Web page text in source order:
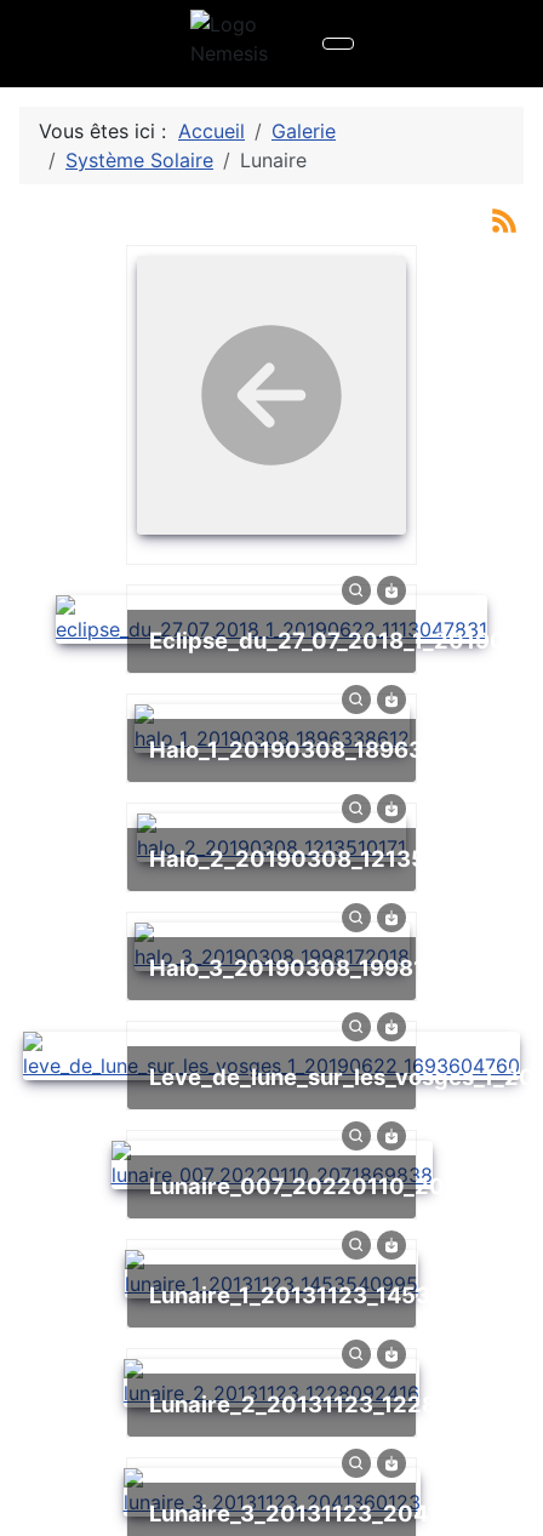
Vous êtes ici : Accueil
Galerie
Système Solaire
Lunaire
halo_1_20190308_1896338612
halo_2_20190308_1213510171
halo_3_20190308_1998172018
lunaire_1_20131123_1453540995
lunaire_2_20131123_1228092416
lunaire_3_20131123_2041360123